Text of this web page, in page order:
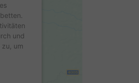
und
um